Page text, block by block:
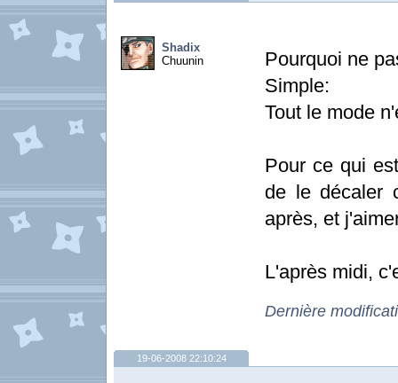
Shadix
Chuunin
Pourquoi ne
Simple:
Tout le mode
Pour ce qui
de le décaler
après, et
L'après midi,
Dernière
19-06-2008 22:10:24